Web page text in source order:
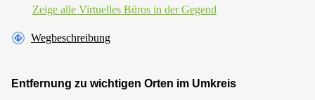
Zeige alle Virtuelles Büros in der Gegend
Wegbeschreibung
Entfernung zu wichtigen Orten im Umkreis